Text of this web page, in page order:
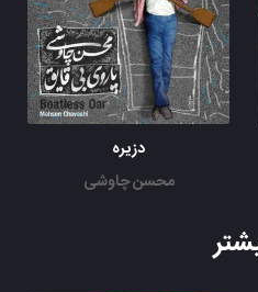
دزیره
محسن چاوشی